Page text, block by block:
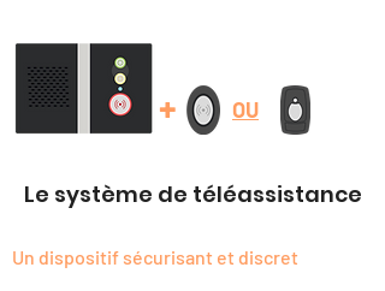
+ OU
Le système de téléassistance
Un dispositif sécurisant et discret